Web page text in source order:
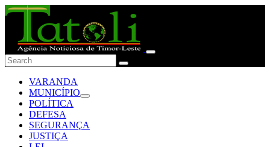
VARANDA
MUNICÍPIO
POLÍTICA
DEFESA
SEGURANÇA
JUSTIÇA